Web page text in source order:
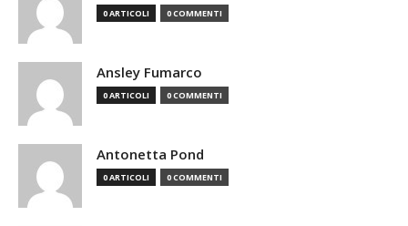
0 ARTICOLI 0 COMMENTI
Ansley Fumarco
0 ARTICOLI 0 COMMENTI
Antonetta Pond
0 ARTICOLI 0 COMMENTI